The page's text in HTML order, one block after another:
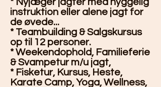
* Nyjæger jagter med hyggelig
instruktion eller alene jagt for
de øvede...
* Teambuilding & Salgskursus
op til 12 personer.
* Weekendophold, Familieferie
& Svampetur m/u jagt,
* Fisketur, Kursus, Heste,
Karate Camp, Yoga, Wellness,